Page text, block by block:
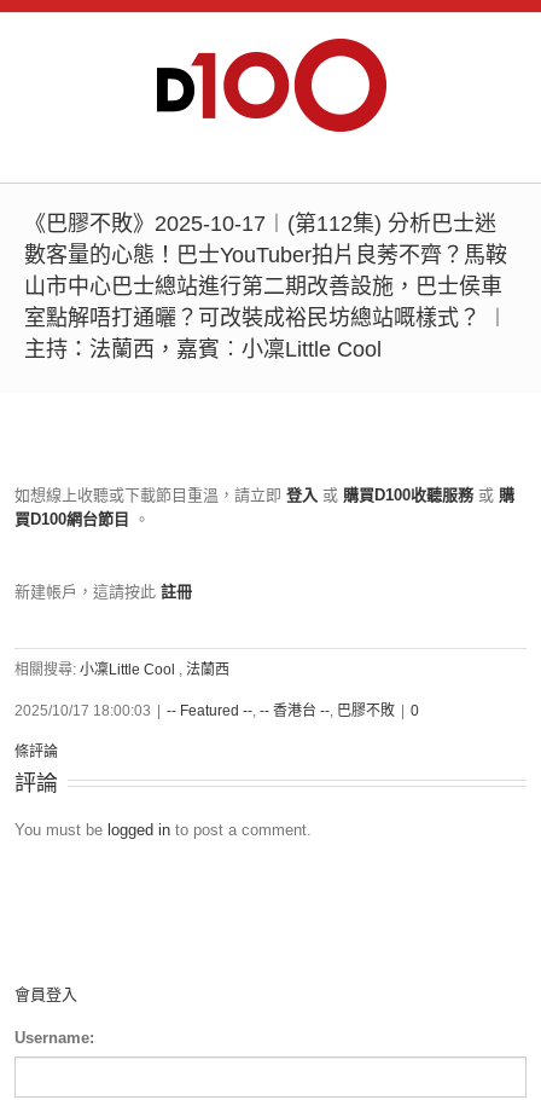
《巴膠不敗》2025-10-17︱(第112集) 分析巴士迷
數客量的心態！巴士YouTuber拍片良莠不齊？馬鞍
山市中心巴士總站進行第二期改善設施，巴士侯車
室點解唔打通曬？可改裝成裕民坊總站嘅樣式？ ︱
主持：法蘭西，嘉賓︰小凜Little Cool
如想線上收聽或下載節目重溫，請立即 登入 或 購買D100收聽服務 或 購
買D100網台節目
。
新建帳戶，這請按此 註冊
相關搜尋: 小凜Little Cool , 法蘭西
2025/10/17 18:00:03 -- Featured --, -- 香港台 --, 巴膠不敗 0
條評論
評論
You must be logged in to post a comment.
會員登入
Username: